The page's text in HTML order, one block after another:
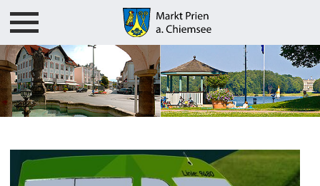
Rathaus
Bürgerservice
Formulare / Onlinedienste